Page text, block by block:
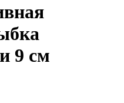
9 см